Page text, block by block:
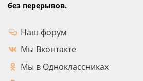
без перерывов.
Наш форум
Мы Вконтакте
Мы в Одноклассниках